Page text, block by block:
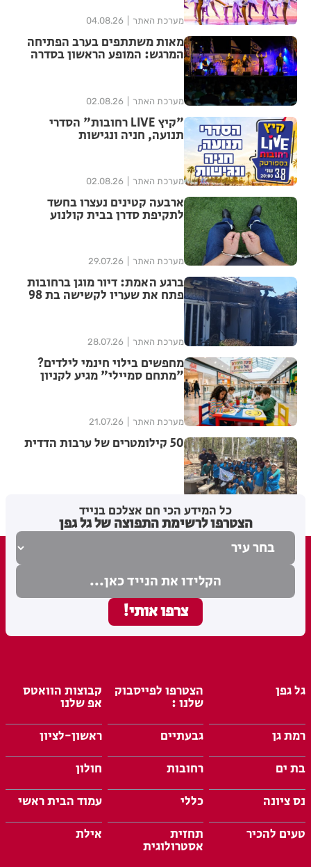
מערכת האתר 04.08.26
מאות משתתפים בערב הפתיחה
המרגש: המופע הראשון בסדרה
מערכת האתר 02.08.26
"קיץ LIVE רחובות" הסדרי
תנועה, חניה ונגישות
מערכת האתר 02.08.26
ארבעה קטינים נעצרו בחשד
לתקיפת סדרן בבית קולנוע
מערכת האתר 29.07.26
ברגע האמת: דיור מוגן ברחובות
פתח את שעריו לקשישה בת 98
מערכת האתר 28.07.26
מחפשים בילוי חינמי לילדים?
"מתחם סמיילי" מגיע לקניון
מערכת האתר 21.07.26
50 קילומטרים של ערבות הדדית
כל המידע הכי חם אצלכם בנייד
הצטרפו לרשימת התפוצה של גל גפן
גל גפן הצטרפו לפייסבוק
שלנו :
קבוצות הוואטס
אפ שלנו
רמת גן
גבעתיים
ראשון-לציון
בת ים
רחובות
חולון
נס ציונה
כללי
עמוד הבית ראשי
טעים להכיר
תחזית
אסטרולוגית
אילת